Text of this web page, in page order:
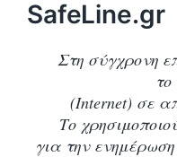
SafeLine.gr
Στη σύγχρονη
το
(Internet) σε
Το
για την